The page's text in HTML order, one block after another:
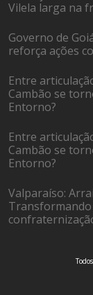
Vilela larga na
Governo de
reforça ações
Entre
Cambão se
Entorno?
Entre
Cambão se
Entorno?
Valparaíso: